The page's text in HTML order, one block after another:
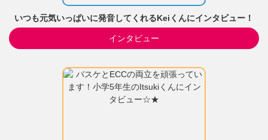
いつも元気いっぱいに発音してくれるKeiくんにインタビュー！
インタビュー